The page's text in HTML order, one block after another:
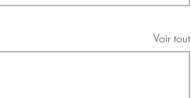
Voir tout